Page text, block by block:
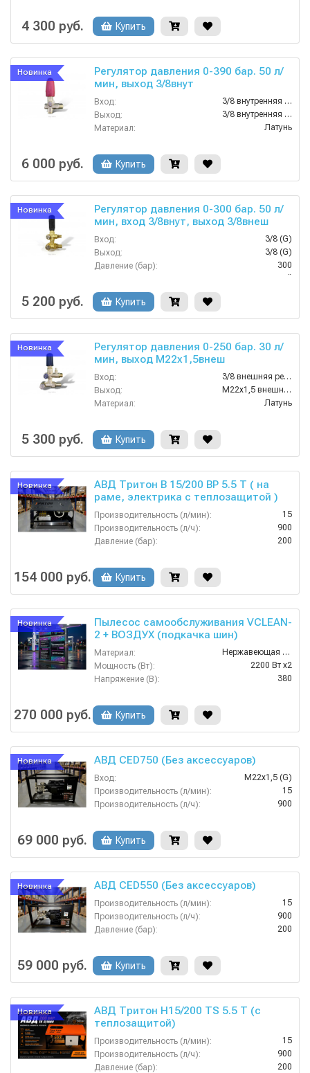
Давление (бар):
4 300 руб. Купить
Новинка
Регулятор давления 0-390 бар. 50 л/
мин, выход 3/8внут
Вход:
3/8 внутренняя резьба
Выход:
3/8 внутренняя резьба
Материал:
Латунь
Производительность (л/ч):
6 000 руб. Купить
Новинка
Регулятор давления 0-300 бар. 50 л/
мин, вход 3/8внут, выход 3/8внеш
Вход:
3/8 (G)
Выход:
3/8 (G)
Давление (бар):
300
5 200 руб. Купить
Новинка
Регулятор давления 0-250 бар. 30 л/
мин, выход M22х1,5внеш
Вход:
3/8 внешняя резьба
Выход:
M22х1,5 внешняя резьба
Материал:
Латунь
Производительность (л/ч):
5 300 руб. Купить
Новинка
АВД Тритон B 15/200 BP 5.5 T ( на
раме, электрика с теплозащитой )
Производительность (л/мин):
15
Производительность (л/ч):
900
Давление (бар):
200
Страна-производитель:
154 000 руб. Купить
Новинка
Пылесос самообслуживания VCLEAN-
2 + ВОЗДУХ (подкачка шин)
Материал:
Нержавеющая Сталь
Мощность (Вт):
2200 Вт x2
Напряжение (В):
380
Гарантия:
270 000 руб. Купить
Новинка АВД CED750 (Без аксессуаров)
Вход:
M22х1,5 (G)
Производительность (л/мин):
15
Производительность (л/ч):
900
Вес, кг:
69 000 руб. Купить
Новинка АВД CED550 (Без аксессуаров)
Производительность (л/мин):
15
Производительность (л/ч):
900
Давление (бар):
200
Страна-производитель:
59 000 руб. Купить
Новинка
АВД Тритон H15/200 TS 5.5 T (с
теплозащитой)
Производительность (л/мин):
15
Производительность (л/ч):
900
Давление (бар):
200